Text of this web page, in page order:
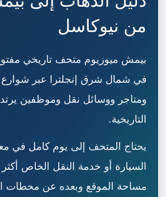
من نيوكاسل
بيمش ميوزيوم متحف تاريخي مفتوح
في شمال شرق إنجلترا عبر شوارع
ومتاجر ووسائل نقل وموظفين
التاريخية.
يحتاج المتحف إلى يوم كامل في
السيارة أو خدمة النقل الخاص
مساحة الموقع وبعده عن محطات